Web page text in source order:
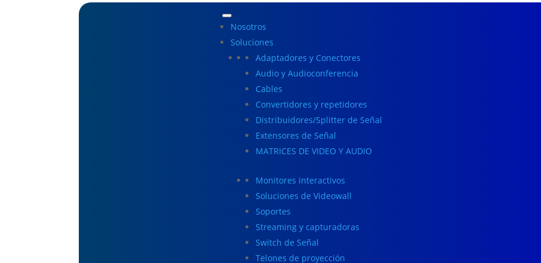
Nosotros
Soluciones
Adaptadores y Conectores
Audio y Audioconferencia
Cables
Convertidores y repetidores
Distribuidores/Splitter de Señal
Extensores de Señal
MATRICES DE VIDEO Y AUDIO
Monitores interactivos
Soluciones de Videowall
Soportes
Streaming y capturadoras
Switch de Señal
Telones de proyección